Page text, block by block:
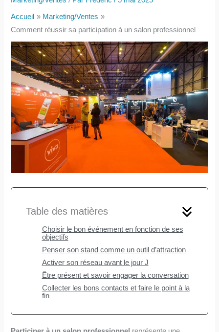
Accueil
Marketing/Ventes
Comment réussir sa participation à un salon professionnel
Table des matières
Choisir le bon événement en fonction de ses
objectifs
Penser son stand comme un outil d’attraction
Activer son réseau avant le jour J
Être présent et savoir engager la conversation
Collecter les bons contacts et faire le point à la
fin